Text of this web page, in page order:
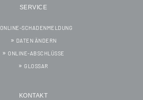
SERVICE
ONLINE-SCHADENMELDUNG
DATEN ÄNDERN
ONLINE-ABSCHLÜSSE
GLOSSAR
KONTAKT